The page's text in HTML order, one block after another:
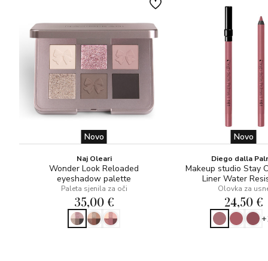
Novo
Naj Oleari
Wonder Look Reloaded
eyeshadow palette
Paleta sjenila za oči
35,00 €
Novo
Diego dalla
Makeup studio Stay
Liner Water
Olovka za
24,50 €